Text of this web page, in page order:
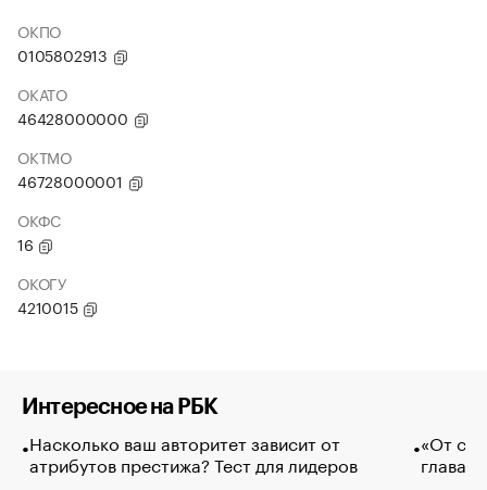
ОКПО
0105802913
ОКАТО
46428000000
ОКТМО
46728000001
ОКФС
16
ОКОГУ
4210015
Интересное на РБК
Насколько ваш авторитет зависит от
атрибутов престижа? Тест для лидеров
«От
глава